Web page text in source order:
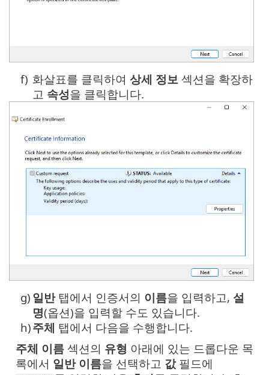
f) 화살표를 클릭하여 상세 정보 섹션을 확장하
고 속성을 클릭합니다.
g) 일반탭에서 인증서의 이름을 입력하고, 설
명(옵션)을 입력할 수도 있습니다.
h)주체 탭에서 다음을 수행합니다.
주체 이름 섹션의 유형 아래에 있는 드롭다운 목
록에서 일반 이름을 선택하고 값필드에